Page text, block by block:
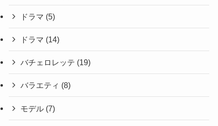
ドラマ (5)
ドラマ (14)
バチェロレッテ (19)
バラエティ (8)
モデル (7)